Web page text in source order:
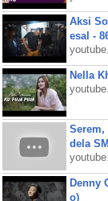
Aksi
esal -
Nella
Serem,
dela
Denny
o)